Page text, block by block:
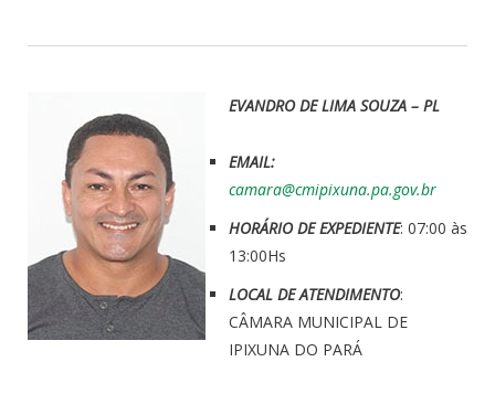
EVANDRO DE LIMA SOUZA – PL
EMAIL:
camara@cmipixuna.pa.gov.br
HORÁRIO DE EXPEDIENTE: 07:00 às
13:00Hs
LOCAL DE ATENDIMENTO:
CÂMARA MUNICIPAL DE
IPIXUNA DO PARÁ